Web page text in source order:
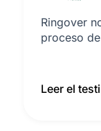
Ringover
proceso
Leer el